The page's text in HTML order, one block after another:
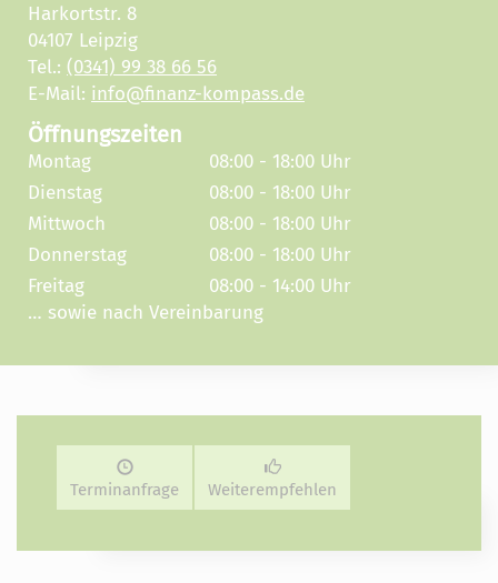
Harkortstr. 8
04107 Leipzig
Tel.: (0341) 99 38 66 56
E-Mail: info@finanz-kompass.de
Öffnungszeiten
Montag
08:00 - 18:00 Uhr
Dienstag
08:00 - 18:00 Uhr
Mittwoch
08:00 - 18:00 Uhr
Donnerstag
08:00 - 18:00 Uhr
Freitag
08:00 - 14:00 Uhr
… sowie nach Vereinbarung
Terminanfrage Weiterempfehlen